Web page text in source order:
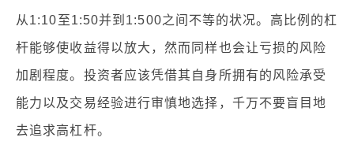
从1:10至1:50并到1:500之间不等的状况。高比例的杠
杆能够使收益得以放大，然而同样也会让亏损的风险
加剧程度。投资者应该凭借其自身所拥有的风险承受
能力以及交易经验进行审慎地选择，千万不要盲目地
去追求高杠杆。